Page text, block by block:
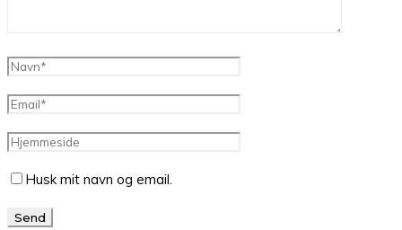
Husk mit navn og email.